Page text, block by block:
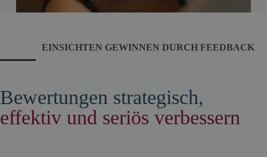
EINSICHTEN GEWINNEN DURCH FEEDBACK
Bewertungen strategisch,
effektiv und seriös verbessern